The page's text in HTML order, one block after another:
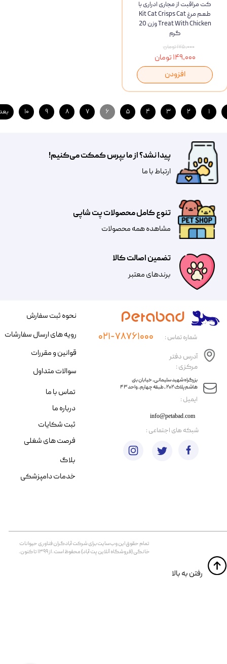
کت مراقبت از مجاری ادراری با
طعم مرغ Kit Cat Crisps Cat
Treat With Chicken وزن 20
گرم
۱۷۵,۰۰۰ تومان
۱۴۹,۰۰۰ تومان
افزودن
۱ ۲ ۳ ۴ ۵ ۶ ۷ ۸ ۹ ۱۰
تضمین اصالت کالا
​​برندهای معتبر​​​​​​​
تنوع کامل محصولات پت شاپی
مشاهده همه محصولات
پیدا نشد؟ از ما بپرس کمکت می‌کنیم!
​​​ارتباط با ما
​ایمیل :
آدرس دفتر
مرکزی :
info@petabad.com
​​بزرگراه شهید سلیمانی، خیابان بنی
هاشم پلاک ۲۰۲ ، طبقه چهارم، واحد ۴۳
شماره تماس : ۰۲۱-۷۸۷۶۱۰۰۰
تمام حقوق اين وب‌سايت برای شرکت آبادگران فناوری حیوانات
خانگی (فروشگاه آنلاین پت آباد) محفوظ است. از ۱۳۹۹ تا کنون.
​​رفتن به بالا
نحوه ثبت سفارش
رویه های ارسال سفارشات
قوانین و مقررات
سوالات متداول
تماس با ما
درباره ما
ثبت شکایات
فرصت های شغلی
​شبکه های اجتماعی :
بلاگ
خدمات دامپزشکی